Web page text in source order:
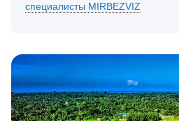
специалисты MIRBEZVIZ